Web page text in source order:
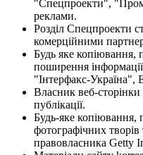
"Спецпроекти",
реклами.
Розділ Спецпроекти
комерційними
Будь яке копіювання,
поширення
"Інтерфакс-Україна",
Власник веб-сторінки
публікації.
Будь-яке копіювання,
фотографічних творів
правовласника Getty